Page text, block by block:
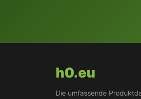
h0.eu
Die umfassende